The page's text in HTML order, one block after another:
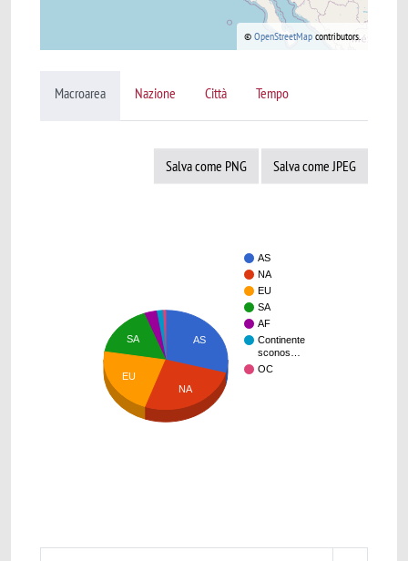
© OpenStreetMap contributors.
Macroarea Nazione Città Tempo
Salva come PNG Salva come JPEG
AS
NA
EU
SA
AF
Continente
sconos…
OC
AS
SA
EU
NA